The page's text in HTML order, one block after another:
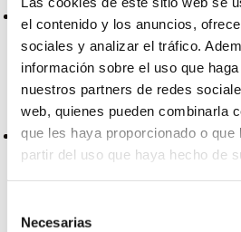
el contenido y los anuncios,
sociales y analizar el tráfico.
información sobre el uso que
nuestros partners de redes
web, quienes pueden combinarla
que les haya proporcionado o que
partir del uso que haya hecho de
Necesarias
The manual says that the the
for 12 hours before the first use.
También elegimos should(owould
siguiente fórmula para dar consejo:
I should(/would) tell my boss what
Y cuando lo usamos en
especialmente cuando se trata de